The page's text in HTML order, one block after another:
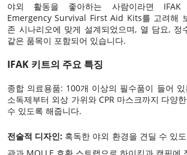
야외 활동을 좋아하는 사람이라면
Emergency Survival First Aid Kits를 고려해
존 시나리오에 맞게 설계되었으며, 열 담요, 정
같은 품목이 포함되어 있습니다.
IFAK 키트의 주요 특징
종합 의료용품: 100개 이상의 필수품이 들어
소독제부터 외상 가위와 CPR 마스크까지 다양
수 있도록 해줍니다.
전술적 디자인: 혹독한 야외 환경을 견딜 수 있